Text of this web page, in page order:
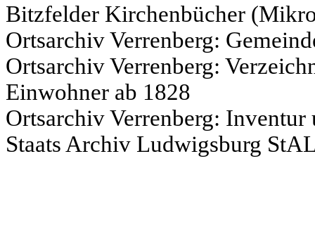
Bitzfelder Kirchenbücher
Ortsarchiv Verrenberg:
Ortsarchiv Verrenberg:
Einwohner ab 1828
Ortsarchiv Verrenberg: Inventur
Staats Archiv Ludwigsburg